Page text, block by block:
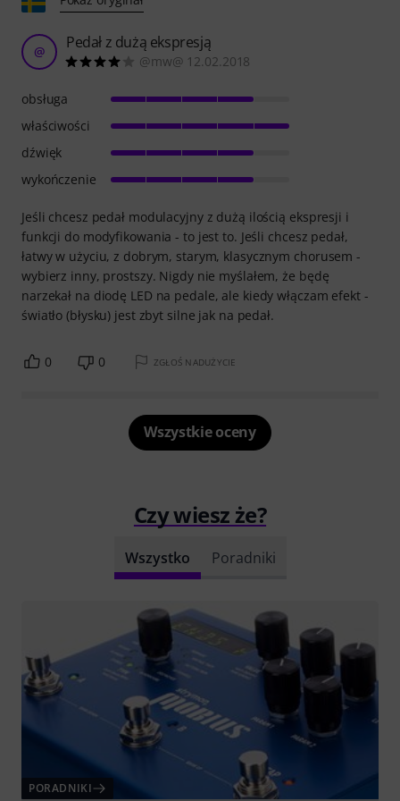
@ Pedał z dużą ekspresją
@mw@ 12.02.2018
Jeśli chcesz pedał modulacyjny z dużą ilością ekspresji i
funkcji do modyfikowania - to jest to. Jeśli chcesz pedał,
łatwy w użyciu, z dobrym, starym, klasycznym chorusem -
wybierz inny, prostszy. Nigdy nie myślałem, że będę
narzekał na diodę LED na pedale, ale kiedy włączam efekt -
światło (błysku) jest zbyt silne jak na pedał.
obsługa
właściwości
dźwięk
wykończenie
0 0 ZGŁOŚ NADUŻYCIE
Wszystkie oceny
Czy wiesz że?
Wszystko Poradniki
PORADNIKI